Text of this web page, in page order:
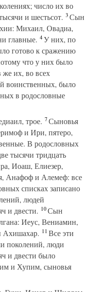
число их во
и шестьсот. 3Сын
Михаил, Овадиа,
главные. 4У них, по
готово к сражению
что у них было
же их, во всех
воинственных, было
в родословные
трое. 7Сыновья
и Ири, пятеро,
В родословных
тысячи тридцать
Иоаш, Елиезер,
Анафоф и Алемеф: все
списках записано
людей
и двести. 10Сын
Иеус, Вениамин,
Ахишахар. 11Все эти
поколений, люди
и двести было
и Хупим, сыновья